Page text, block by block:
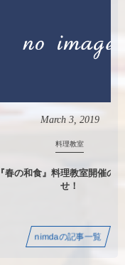
March 3, 2019
料理教室
『春の和食』料理教室開催の
せ！
nimdaの記事一覧